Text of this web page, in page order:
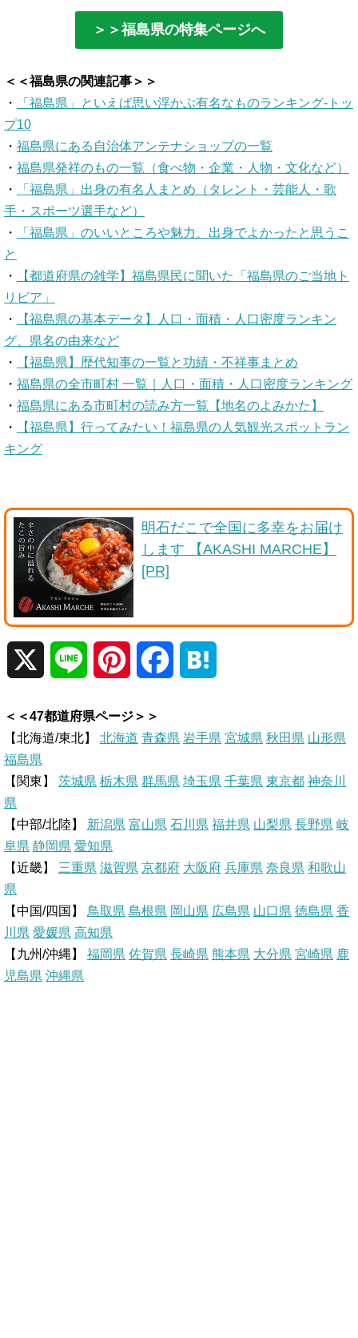
＞＞福島県の特集ページへ
＜＜福島県の関連記事＞＞
・
「福島県」といえば思い浮かぶ有名なものランキング-トッ
プ10
・ 福島県にある自治体アンテナショップの一覧
・ 福島県発祥のもの一覧（食べ物・企業・人物・文化など）
・
「福島県」出身の有名人まとめ（タレント・芸能人・歌
手・スポーツ選手など）
・
「福島県」のいいところや魅力、出身でよかったと思うこ
と
・
【都道府県の雑学】福島県民に聞いた「福島県のご当地ト
リビア」
・
【福島県の基本データ】人口・面積・人口密度ランキン
グ、県名の由来など
・
【福島県】歴代知事の一覧と功績・不祥事まとめ
・ 福島県の全市町村 一覧｜人口・面積・人口密度ランキング
・ 福島県にある市町村の読み方一覧【地名のよみかた】
・
【福島県】行ってみたい！福島県の人気観光スポットラン
キング
明石だこで全国に多幸をお届け
します 【AKASHI MARCHE】
[PR]
n n
s
t
c
k
t
＜＜47都道府県ページ＞＞
【北海道/東北】 北海道 青森県 岩手県 宮城県 秋田県 山形県
福島県
【関東】 茨城県 栃木県 群馬県 埼玉県 千葉県 東京都 神奈川
県
【中部/北陸】 新潟県 富山県 石川県 福井県 山梨県 長野県 岐
阜県 静岡県 愛知県
【近畿】 三重県 滋賀県 京都府 大阪府 兵庫県 奈良県 和歌山
県
【中国/四国】 鳥取県 島根県 岡山県 広島県 山口県 徳島県 香
川県 愛媛県 高知県
【九州/沖縄】 福岡県 佐賀県 長崎県 熊本県 大分県 宮崎県 鹿
児島県 沖縄県